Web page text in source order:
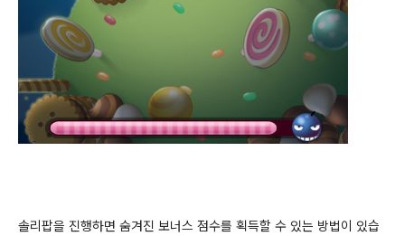
솔리팝을 진행하면 숨겨진 보너스 점수를 획득할 수 있는 방법이 있습